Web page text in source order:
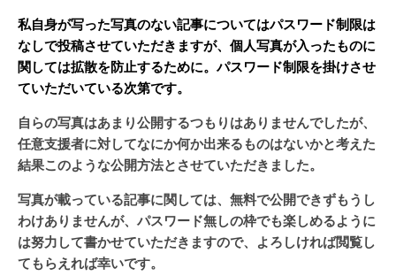
私自身が写った写真のない記事についてはパスワード制限は
なしで投稿させていただきますが、個人写真が入ったものに
関しては拡散を防止するために。パスワード制限を掛けさせ
ていただいている次第です。
自らの写真はあまり公開するつもりはありませんでしたが、
任意支援者に対してなにか何か出来るものはないかと考えた
結果このような公開方法とさせていただきました。
写真が載っている記事に関しては、無料で公開できずもうし
わけありませんが、パスワード無しの枠でも楽しめるように
は努力して書かせていただきますので、よろしければ閲覧し
てもらえれば幸いです。